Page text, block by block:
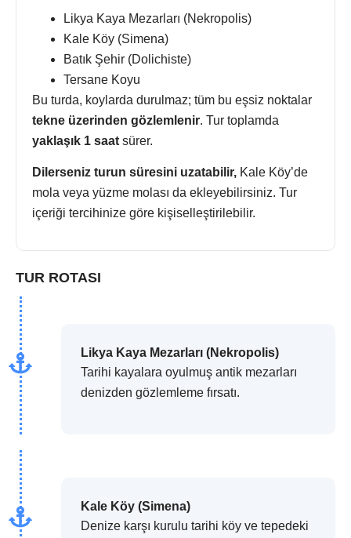
Likya Kaya Mezarları (Nekropolis)
Kale Köy (Simena)
Batık Şehir (Dolichiste)
Tersane Koyu
Bu turda, koylarda durulmaz; tüm bu eşsiz noktalar
tekne üzerinden gözlemlenir. Tur toplamda
yaklaşık 1 saat sürer.
Dilerseniz turun süresini uzatabilir, Kale Köy’de
mola veya yüzme molası da ekleyebilirsiniz. Tur
içeriği tercihinize göre kişiselleştirilebilir.
TUR ROTASI
Likya Kaya Mezarları (Nekropolis)
Tarihi kayalara oyulmuş antik mezarları
denizden gözlemleme fırsatı.
Kale Köy (Simena)
Denize karşı kurulu tarihi köy ve tepedeki